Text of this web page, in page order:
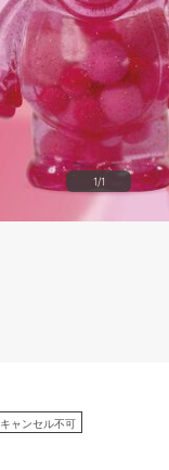
1/1
キャンセル不可